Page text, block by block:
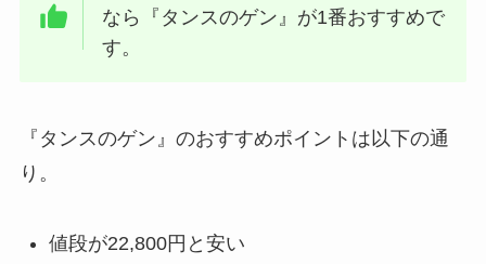
なら『タンスのゲン』が1番おすすめで
す。
『タンスのゲン』のおすすめポイントは以下の通
り。
値段が22,800円と安い